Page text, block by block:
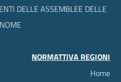
DELLE ASSEMBLEE DELLE
NORMATTIVA REGIONI
Home